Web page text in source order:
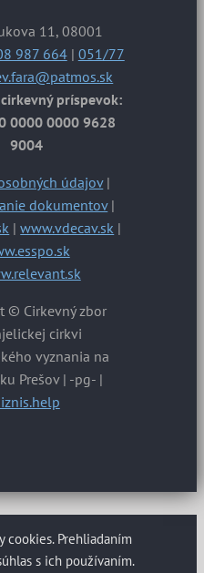
11, 08001
987 664| 051/77
príspevok:
0000 0000 9628
9004
údajov|
dokumentov|
|www.vdecav.sk |
© Cirkevný zbor
cirkvi
vyznania na
Prešov | -pg- |
cookies. Prehliadaním
s ich používaním.